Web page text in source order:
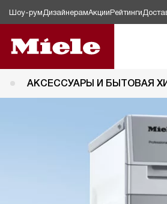
Шоу-рум ДизайнерамАкцииРейтинги
АКСЕССУАРЫ И БЫТОВАЯ